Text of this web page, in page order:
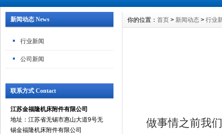
新闻动态 News
行业新闻
公司新闻
联系方式 Contact
江苏金福隆机床附件有限公司
地址：江苏省无锡市惠山大道9号无
锡金福隆机床附件有限公司
你的位置： 首页 > 新闻动态 > 行业
做事情之前我